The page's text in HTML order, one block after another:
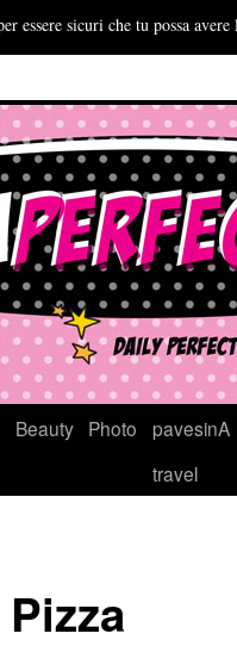
Beauty Photo
pavesinA
travel
essere sicuri che tu possa